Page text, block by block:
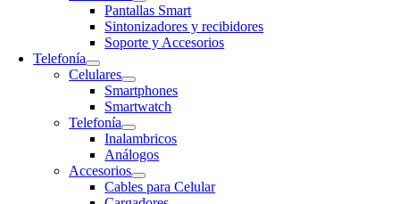
Pantallas Smart
Sintonizadores y recibidores
Soporte y Accesorios
Telefonía
Celulares
Smartphones
Smartwatch
Telefonía
Inalambricos
Análogos
Accesorios
Cables para Celular